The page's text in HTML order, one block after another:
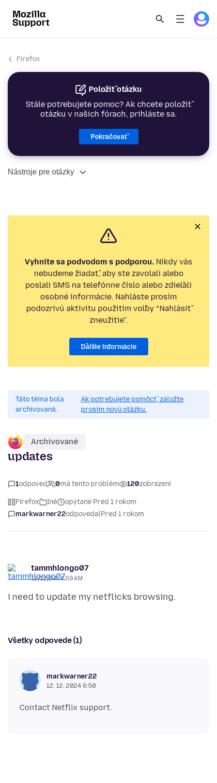
Firefox
Položiť otázku
Stále potrebujete pomoc? Ak chcete položiť
otázku v našich fórach, prihláste sa.
Pokračovať
Nástroje pre otázky
Vyhnite sa podvodom s podporou. Nikdy vás
nebudeme žiadať, aby ste zavolali alebo
poslali SMS na telefónne číslo alebo zdieľali
osobné informácie. Nahláste prosím
podozrivú aktivitu použitím voľby “Nahlásiť
zneužitie”.
Ďalšie informácie
Táto téma bola
archivovaná.
Ak potrebujete pomôcť, založte
prosím novú otázku.
Archivované
updates
1odpoveď 0má tento problém 120zobrazení
Firefox Iné
opýtané Pred 1 rokom
markwarner22odpovedalPred 1 rokom
tammhlongo07
12/12/24, 4:59 AM
Všetky odpovede (1)
markwarner22
12. 12. 2024 6:50